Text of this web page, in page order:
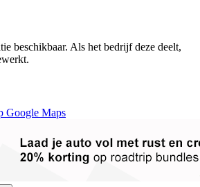
beschikbaar. Als het bedrijf deze deelt,